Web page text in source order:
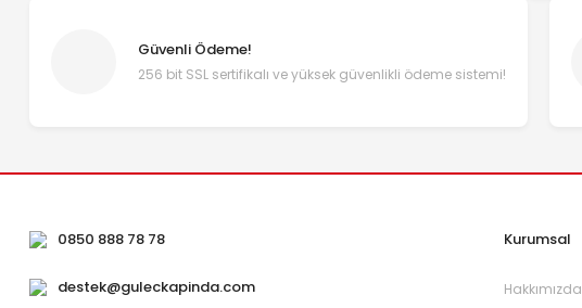
Güvenli Ödeme!
256 bit SSL sertifikalı ve yüksek güvenlikli ödeme sistemi!
0850 888 78 78
destek@guleckapinda.com
Kurumsal
Hakkımızda